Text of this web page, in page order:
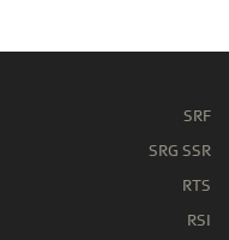
SRF
SRG SSR
RTS
RSI